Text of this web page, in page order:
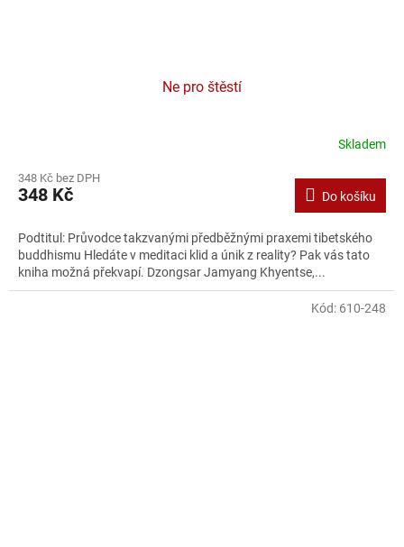
Ne pro štěstí
Skladem
348 Kč bez DPH
348 Kč Do košíku
Podtitul: Průvodce takzvanými předběžnými praxemi tibetského
buddhismu Hledáte v meditaci klid a únik z reality? Pak vás tato
kniha možná překvapí. Dzongsar Jamyang Khyentse,...
Kód: 610-248